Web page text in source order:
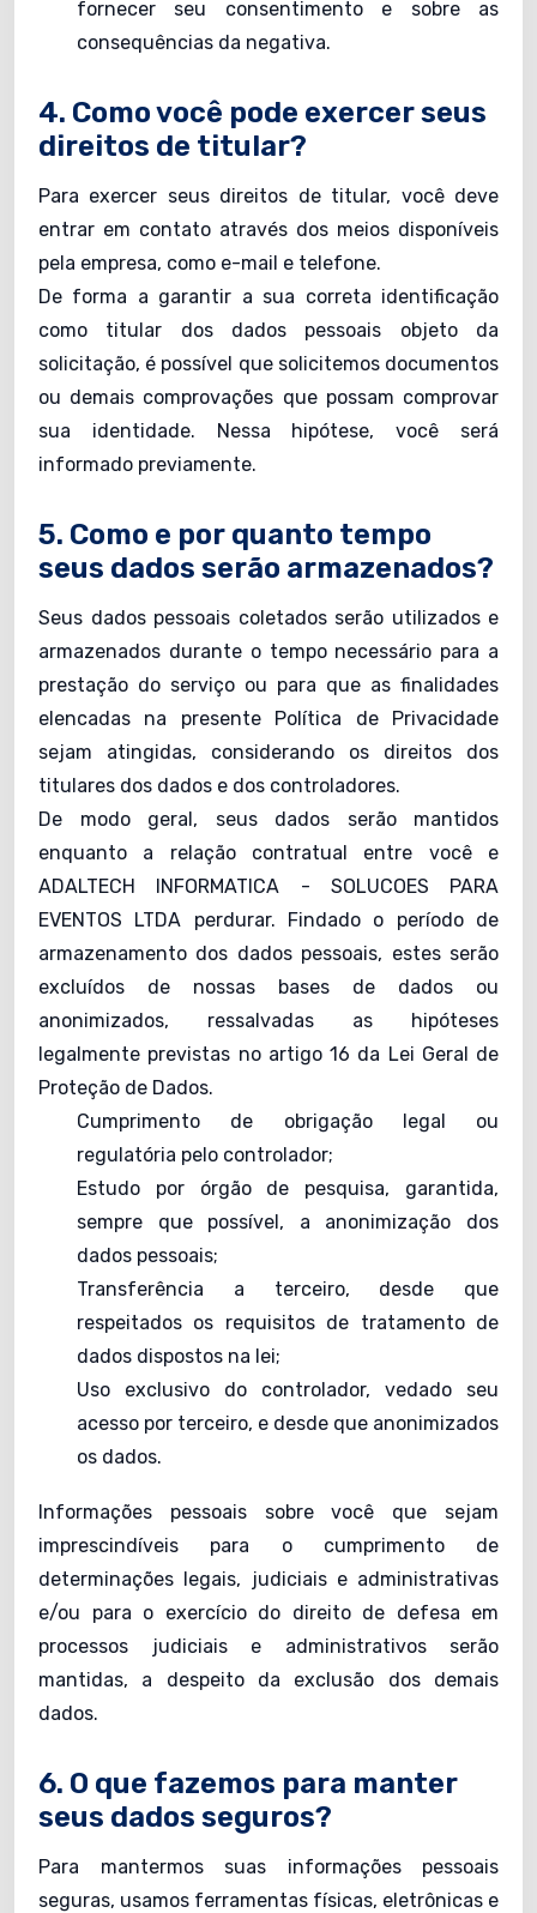
fornecer seu consentimento e sobre as
consequências da negativa.
4. Como você pode exercer seus
direitos de titular?
Para exercer seus direitos de titular, você deve
entrar em contato através dos meios disponíveis
pela empresa, como e-mail e telefone.
De forma a garantir a sua correta identificação
como titular dos dados pessoais objeto da
solicitação, é possível que solicitemos documentos
ou demais comprovações que possam comprovar
sua identidade. Nessa hipótese, você será
informado previamente.
5. Como e por quanto tempo
seus dados serão armazenados?
Seus dados pessoais coletados serão utilizados e
armazenados durante o tempo necessário para a
prestação do serviço ou para que as finalidades
elencadas na presente Política de Privacidade
sejam atingidas, considerando os direitos dos
titulares dos dados e dos controladores.
De modo geral, seus dados serão mantidos
enquanto a relação contratual entre você e
ADALTECH INFORMATICA - SOLUCOES PARA
EVENTOS LTDA perdurar. Findado o período de
armazenamento dos dados pessoais, estes serão
excluídos de nossas bases de dados ou
anonimizados, ressalvadas as hipóteses
legalmente previstas no artigo 16 da Lei Geral de
Proteção de Dados.
Cumprimento de obrigação legal ou
regulatória pelo controlador;
Estudo por órgão de pesquisa, garantida,
sempre que possível, a anonimização dos
dados pessoais;
Transferência a terceiro, desde que
respeitados os requisitos de tratamento de
dados dispostos na lei;
Uso exclusivo do controlador, vedado seu
acesso por terceiro, e desde que anonimizados
os dados.
Informações pessoais sobre você que sejam
imprescindíveis para o cumprimento de
determinações legais, judiciais e administrativas
e/ou para o exercício do direito de defesa em
processos judiciais e administrativos serão
mantidas, a despeito da exclusão dos demais
dados.
6. O que fazemos para manter
seus dados seguros?
Para mantermos suas informações pessoais
seguras, usamos ferramentas físicas, eletrônicas e